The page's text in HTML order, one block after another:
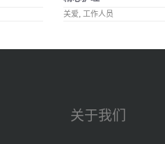
关爱 工作人员
关于我们